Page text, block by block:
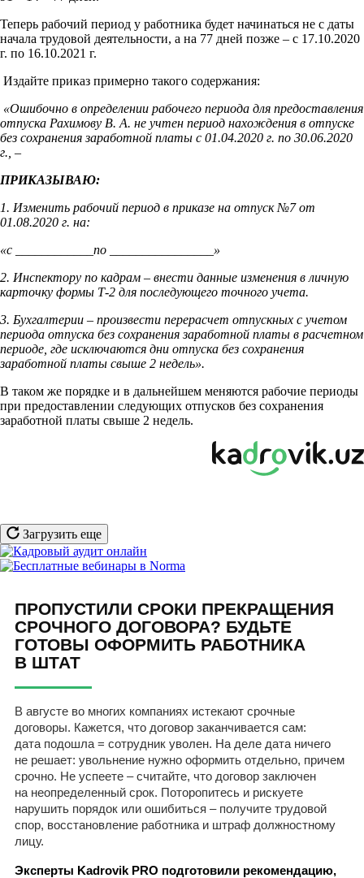
Теперь рабочий период у работника будет начинаться не с даты
начала трудовой деятельности, а на 77 дней позже – с 17.10.2020
г. по 16.10.2021 г.
Издайте приказ примерно такого содержания:
«Ошибочно в определении рабочего периода для предоставления
отпуска Рахимову В. А. не учтен период нахождения в отпуске
без сохранения заработной платы с 01.04.2020 г. по 30.06.2020
г., –
ПРИКАЗЫВАЮ:
1. Изменить рабочий период в приказе на отпуск №7 от
01.08.2020 г. на:
«с ____________по ________________»
2. Инспектору по кадрам – внести данные изменения в личную
карточку формы Т-2 для последующего точного учета.
3. Бухгалтерии – произвести перерасчет отпускных с учетом
периода отпуска без сохранения заработной платы в расчетном
периоде, где исключаются дни отпуска без сохранения
заработной платы свыше 2 недель».
В таком же порядке и в дальнейшем меняются рабочие периоды
при предоставлении следующих отпусков без сохранения
заработной платы свыше 2 недель.
Загрузить еще
ПРОПУСТИЛИ СРОКИ ПРЕКРАЩЕНИЯ
СРОЧНОГО ДОГОВОРА? БУДЬТЕ
ГОТОВЫ ОФОРМИТЬ РАБОТНИКА
В ШТАТ
В августе во многих компаниях истекают срочные
договоры. Кажется, что договор заканчивается сам:
дата подошла = сотрудник уволен. На деле дата ничего
не решает: увольнение нужно оформить отдельно, причем
срочно. Не успеете – считайте, что договор заключен
на неопределенный срок. Поторопитесь и рискуете
нарушить порядок или ошибиться – получите трудовой
спор, восстановление работника и штраф должностному
лицу.
Эксперты Kadrovik PRO подготовили рекомендацию,